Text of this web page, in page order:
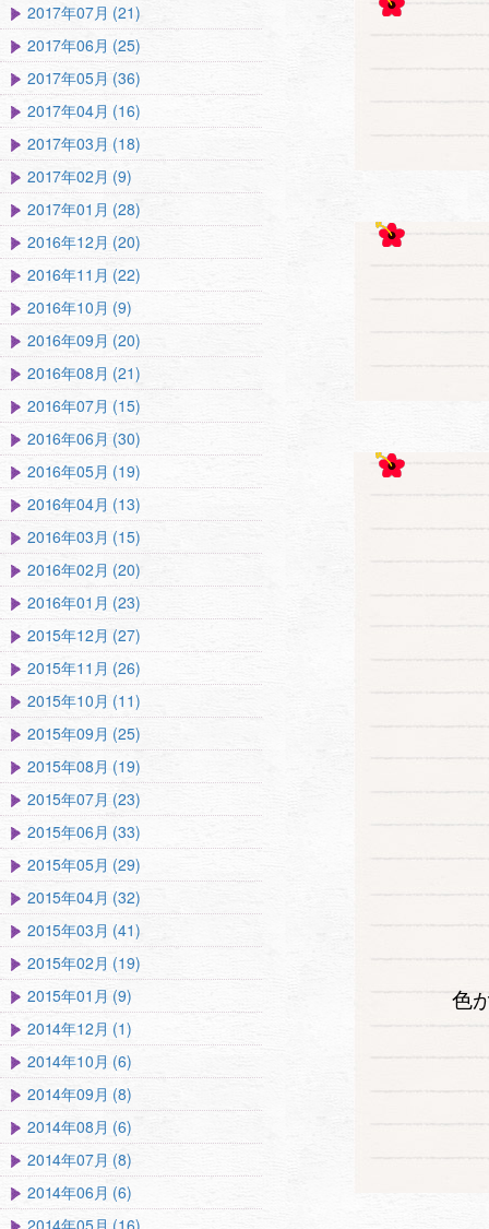
色
2017年07月 (21)
2017年06月 (25)
2017年05月 (36)
2017年04月 (16)
2017年03月 (18)
2017年02月 (9)
2017年01月 (28)
2016年12月 (20)
2016年11月 (22)
2016年10月 (9)
2016年09月 (20)
2016年08月 (21)
2016年07月 (15)
2016年06月 (30)
2016年05月 (19)
2016年04月 (13)
2016年03月 (15)
2016年02月 (20)
2016年01月 (23)
2015年12月 (27)
2015年11月 (26)
2015年10月 (11)
2015年09月 (25)
2015年08月 (19)
2015年07月 (23)
2015年06月 (33)
2015年05月 (29)
2015年04月 (32)
2015年03月 (41)
2015年02月 (19)
2015年01月 (9)
2014年12月 (1)
2014年10月 (6)
2014年09月 (8)
2014年08月 (6)
2014年07月 (8)
2014年06月 (6)
2014年05月 (16)